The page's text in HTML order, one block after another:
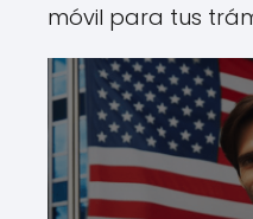
móvil para tus